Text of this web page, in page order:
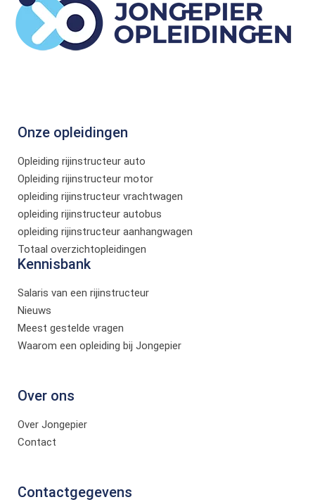
Onze opleidingen
Opleiding rijinstructeur auto
Opleiding rijinstructeur motor
opleiding rijinstructeur vrachtwagen
opleiding rijinstructeur autobus
opleiding rijinstructeur aanhangwagen
Totaal overzichtopleidingen
Kennisbank
Salaris van een rijinstructeur
Nieuws
Meest gestelde vragen
Waarom een opleiding bij Jongepier
Over ons
Over Jongepier
Contact
Contactgegevens